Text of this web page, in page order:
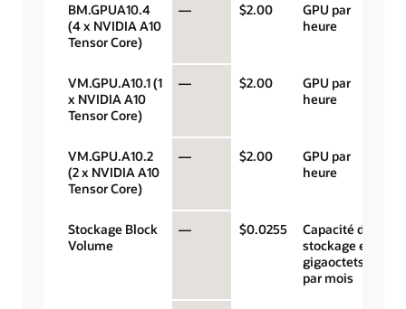
BM.GPUA10.4
(4 x NVIDIA A10
Tensor Core)
— $2.00
GPU par
heure
VM.GPU.A10.1 (1
x NVIDIA A10
Tensor Core)
— $2.00
GPU par
heure
VM.GPU.A10.2
(2 x NVIDIA A10
Tensor Core)
— $2.00
GPU par
heure
Stockage Block
Volume
— $0.0255
Capacité de
stockage en
gigaoctets
par mois